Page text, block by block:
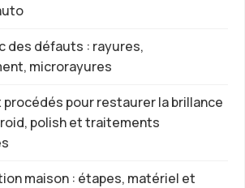
des défauts : rayures,
microrayures
procédés pour restaurer la brillance
polish et traitements
maison : étapes, matériel et